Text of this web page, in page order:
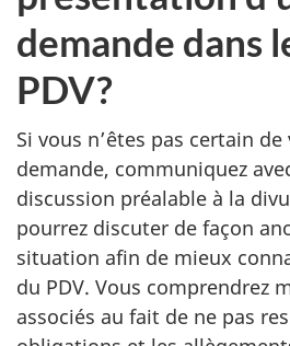
demande dans
PDV?
Si vous n’êtes pas certain
demande, communiquez
discussion préalable à la
pourrez discuter de façon
situation afin de mieux
du PDV. Vous comprendrez
associés au fait de ne pas